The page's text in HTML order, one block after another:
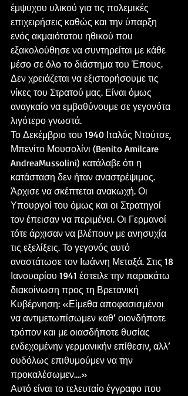
έμψυχου υλικού για τις πολεμικές
επιχειρήσεις καθώς και την ύπαρξη
ενός ακμαιότατου ηθικού που
εξακολούθησε να συντηρείται με κάθε
μέσο σε όλο το διάστημα του Έπους.
Δεν χρειάζεται να εξιστορήσουμε τις
νίκες του Στρατού μας. Είναι όμως
αναγκαίο να εμβαθύνουμε σε γεγονότα
λιγότερο γνωστά.
Το Δεκέμβριο του 1940 Ιταλός Ντούτσε,
Μπενίτο Μουσολίνι (Benito Amilcare
AndreaMussolini) κατάλαβε ότι η
κατάσταση δεν ήταν αναστρέψιμος.
Άρχισε να σκέπτεται ανακωχή. Οι
Υπουργοί του όμως και οι Στρατηγοί
τον έπεισαν να περιμένει. Οι Γερμανοί
τότε άρχισαν να βλέπουν με ανησυχία
τις εξελίξεις. Το γεγονός αυτό
αναστάτωσε τον Ιωάννη Μεταξά. Στις 18
Ιανουαρίου 1941 έστειλε την παρακάτω
διακοίνωση προς τη Βρετανική
Κυβέρνηση: «Είμεθα αποφασισμένοι
να αντιμετωπίσωμεν καθ’ οιονδήποτε
τρόπον και με οιασδήποτε θυσίας
ενδεχομένην γερμανικήν επίθεσιν, αλλ’
ουδόλως επιθυμούμεν να την
προκαλέσωμεν….»
Αυτό είναι το τελευταίο έγγραφο που